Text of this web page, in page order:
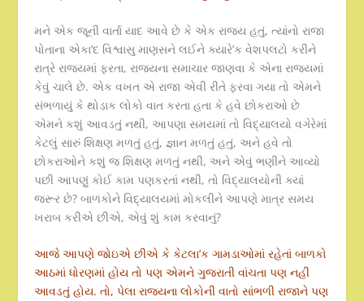
મને એક જૂની વાર્તા યાદ આવે છે કે એક રાજ્ય હતું, ત્યાંનો રાજા
પોતાના એકા’દ વિશ્વાસુ માણસને લઈને ક્યારે’ક વેશપલટો કરીને
રાત્રે રાજ્યમાં ફરતા, રાજ્યના સમાચાર જાણવા કે એના રાજ્યમાં
કેવું ચાલે છે. એક વખત એ રાજા એવી રીતે ફરવા ગયા તો એમને
સંભળાયું કે થોડાક લોકો વાત કરતા હતા કે હવે છોકરાઓ છે
એમને કશું આવડતું નથી, આપણા સમયમાં તો વિદ્યાલયો વગેરેમાં
કેટલું સારું શિક્ષણ મળતું હતું, જ્ઞાન મળતું હતું, અને હવે તો
છોકરાઓને કશું જ શિક્ષણ મળતું નથી, અને એવું ભણીને આવ્યો
પછી આપણું કોઈ કામ પણકરતાં નથી, તો વિદ્યાલયોની ક્યાં
જરૂર છે? બાળકોને વિદ્યાલયમાં મોકલીને આપણે માત્ર સમય
ખરાબ કરીએ છીએ, એવું શું કામ કરવાનું?
આજે આપણે જોઇએ છીએ કે કેટલા’ક ગામડાઓમાં રહેતાં બાળકો
આઠમાં ધોરણમાં હોય તો પણ એમને ગુજરાતી વાંચતા પણ નહી
આવડતું હોય. તો, પેલા રાજ્યના લોકોની વાતો સાંભળી રાજાને પણ